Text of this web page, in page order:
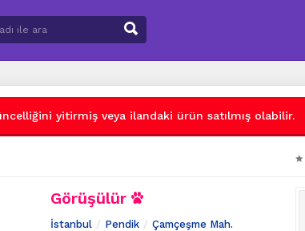
yitirmiş veya ilandaki ürün satılmış olabilir.
Görüşülür
İstanbul Pendik Çamçeşme Mah.